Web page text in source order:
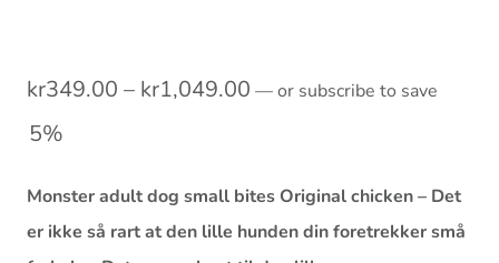
kr349.00 – kr1,049.00Prisområde:
kr1,049.00
—or subscribe to save
5%
Monster adult dog small bites Original chicken – Det
er ikke så rart at den lille hunden din foretrekker små